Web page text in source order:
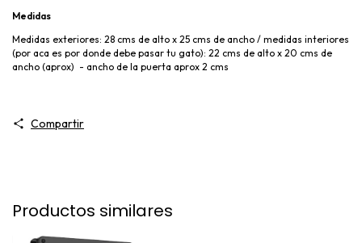
Medidas
Medidas exteriores: 28 cms de alto x 25 cms de ancho / medidas interiores
(por aca es por donde debe pasar tu gato): 22 cms de alto x 20 cms de
ancho (aprox) - ancho de la puerta aprox 2 cms
Compartir
Productos similares